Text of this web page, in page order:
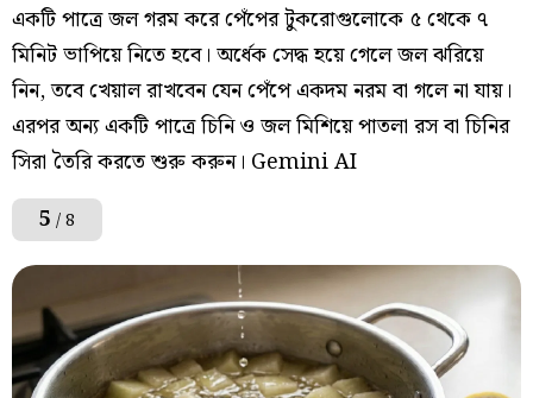
একটি পাত্রে জল গরম করে পেঁপের টুকরোগুলোকে ৫ থেকে ৭
মিনিট ভাপিয়ে নিতে হবে। অর্ধেক সেদ্ধ হয়ে গেলে জল ঝরিয়ে
নিন, তবে খেয়াল রাখবেন যেন পেঁপে একদম নরম বা গলে না যায়।
এরপর অন্য একটি পাত্রে চিনি ও জল মিশিয়ে পাতলা রস বা চিনির
সিরা তৈরি করতে শুরু করুন। Gemini AI
5 / 8